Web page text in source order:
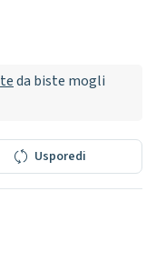
da biste mogli
Usporedi